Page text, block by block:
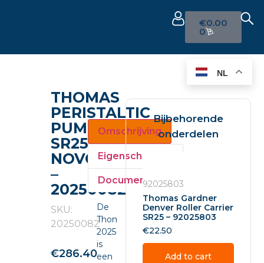
€0.00
0
THOMAS
PERISTALTIC
PUMP
SR25
NOVOPRENE
–
20250082
SKU:
20250082
€286.40
Omschrijving
Eigenschappen
Documenten
De
Thomas
20250082
is
een
Bijbehorende
onderdelen
92025803
Thomas Gardner
Denver Roller Carrier
SR25 – 92025803
€22.50
Add to cart
NL